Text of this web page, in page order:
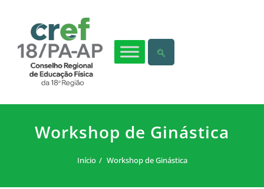
Workshop de Ginástica
Início Workshop de Ginástica